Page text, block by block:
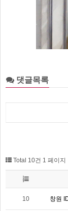
댓글목록
Total 10건 1 페이지
10 창원